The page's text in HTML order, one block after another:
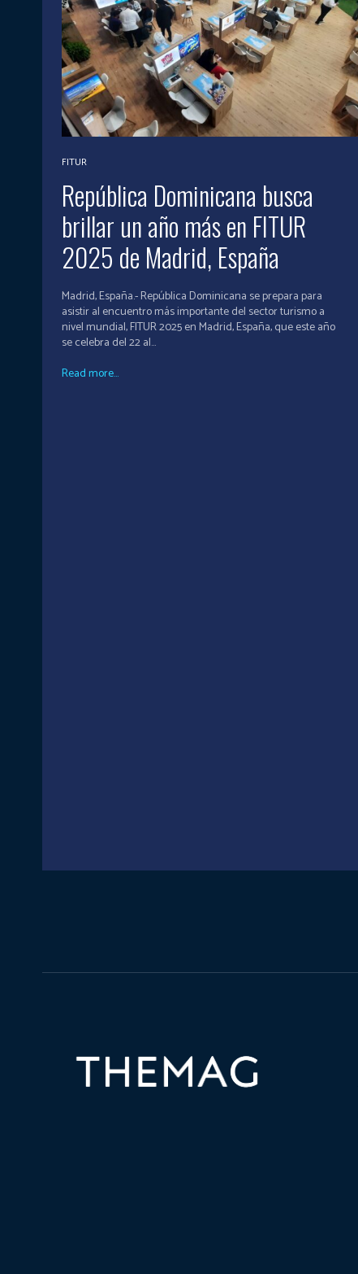
FITUR
República Dominicana busca
brillar un año más en FITUR
2025 de Madrid, España
Madrid, España.- República Dominicana se prepara para
asistir al encuentro más importante del sector turismo a
nivel mundial, FITUR 2025 en Madrid, España, que este año
se celebra del 22 al...
Read more...